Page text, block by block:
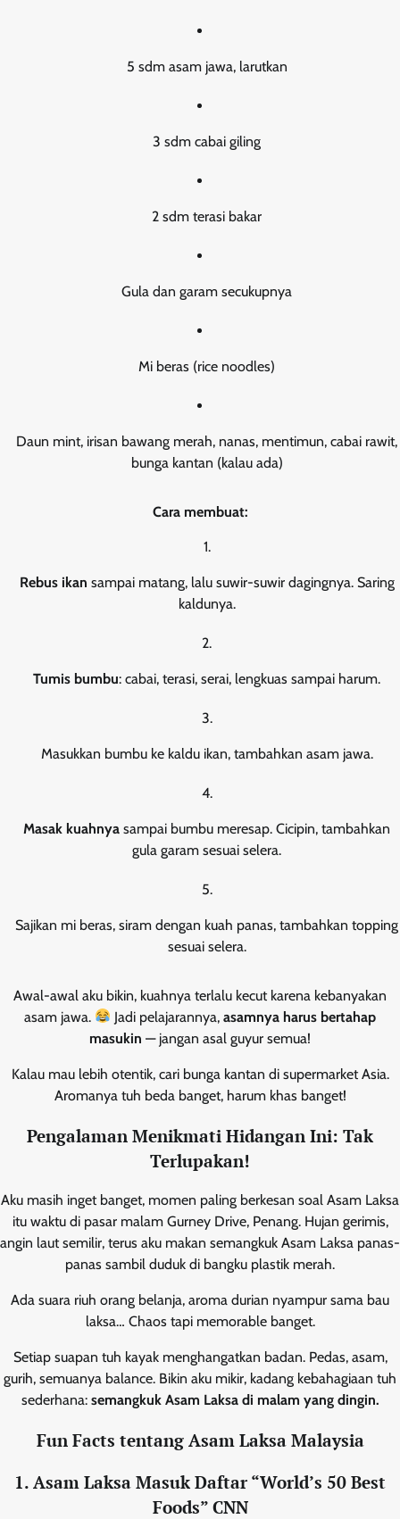
5 sdm asam jawa, larutkan
3 sdm cabai giling
2 sdm terasi bakar
Gula dan garam secukupnya
Mi beras (rice noodles)
Daun mint, irisan bawang merah, nanas, mentimun, cabai rawit,
bunga kantan (kalau ada)
Cara membuat:
Rebus ikan sampai matang, lalu suwir-suwir dagingnya. Saring
kaldunya.
Tumis bumbu: cabai, terasi, serai, lengkuas sampai harum.
Masukkan bumbu ke kaldu ikan, tambahkan asam jawa.
Masak kuahnya sampai bumbu meresap. Cicipin, tambahkan
gula garam sesuai selera.
Sajikan mi beras, siram dengan kuah panas, tambahkan topping
sesuai selera.
Awal-awal aku bikin, kuahnya terlalu kecut karena kebanyakan
asam jawa.
Jadi pelajarannya,asamnya harus bertahap
masukin — jangan asal guyur semua!
Kalau mau lebih otentik, cari bunga kantan di supermarket Asia.
Aromanya tuh beda banget, harum khas banget!
Pengalaman Menikmati Hidangan Ini: Tak
Terlupakan!
Aku masih inget banget, momen paling berkesan soal Asam Laksa
itu waktu di pasar malam Gurney Drive, Penang. Hujan gerimis,
angin laut semilir, terus aku makan semangkuk Asam Laksa panas-
panas sambil duduk di bangku plastik merah.
Ada suara riuh orang belanja, aroma durian nyampur sama bau
laksa… Chaos tapi memorable banget.
Setiap suapan tuh kayak menghangatkan badan. Pedas, asam,
gurih, semuanya balance. Bikin aku mikir, kadang kebahagiaan tuh
sederhana: semangkuk Asam Laksa di malam yang dingin.
Fun Facts tentang Asam Laksa Malaysia
1. Asam Laksa Masuk Daftar “World’s 50 Best
Foods” CNN